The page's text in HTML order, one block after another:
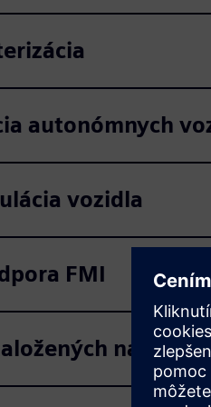
autonómnych
vozidla
FMI
na